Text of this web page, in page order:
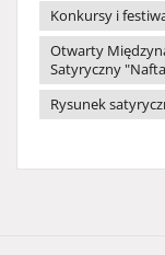
Konkursy i
Otwarty
Satyryczny
Rysunek